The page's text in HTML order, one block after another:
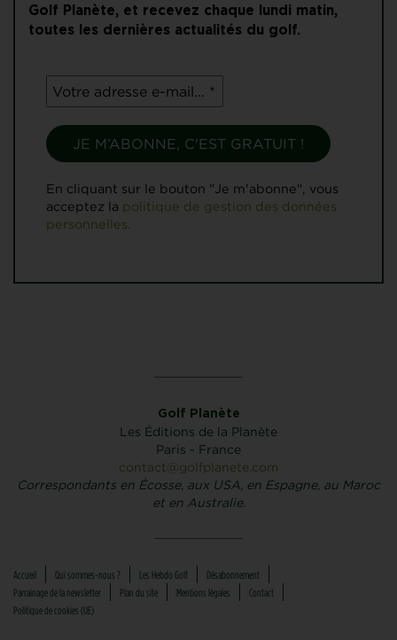
Golf Planète, et recevez chaque lundi matin,
toutes les dernières actualités du golf.
En cliquant sur le bouton "Je m'abonne", vous
acceptez la politique de gestion des données
personnelles.
Golf Planète
Les Éditions de la Planète
Paris - France
contact@golfplanete.com
Correspondants en Écosse, aux USA, en Espagne, au Maroc
et en Australie.
Accueil Qui sommes-nous ? Les Hebdo Golf
Désabonnement
Parrainage de la newsletter
Plan du site Mentions légales
Contact
Politique de cookies (UE)